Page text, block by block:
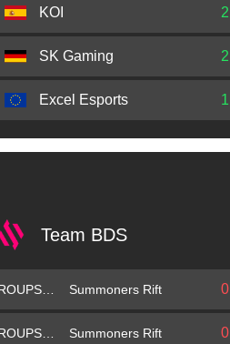
KOI 2
SK Gaming 2
Excel Esports 1
Team BDS
Summoners Rift 0
Summoners Rift 0